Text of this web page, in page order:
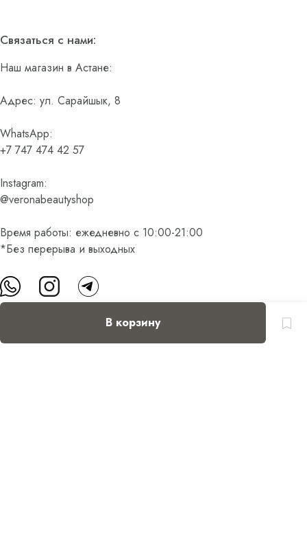
В корзину
Связаться с нами:
Наш магазин в Астане:
Адрес: ул. Сарайшык, 8
WhatsApp:
+7 747 474 42 57
Instagram:
@veronabeautyshop
Время работы: ежедневно с 10:00-21:00
*Без перерыва и выходных
Доставка и оплата